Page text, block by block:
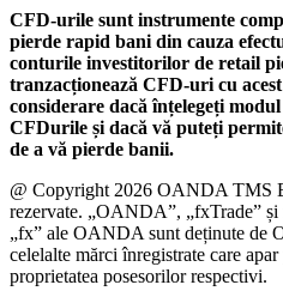
CFD-urile sunt instrumente
pierde rapid bani din cauza
conturile investitorilor de retail
tranzacționează CFD-uri cu
considerare dacă înțelegeți
CFDurile și dacă vă puteți
de a vă pierde banii.
@ Copyright 2026 OANDA TMS
rezervate. „OANDA”, „fxTrade”
„fx” ale OANDA sunt deținute de
celelalte mărci înregistrate care
proprietatea posesorilor respectivi.